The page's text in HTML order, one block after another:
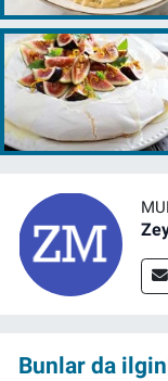
Bunlar da